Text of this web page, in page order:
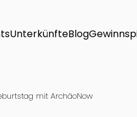
UnterkünfteBlog
mit ArchäoNow